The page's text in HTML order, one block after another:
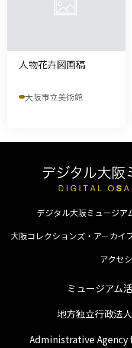
人物花卉図画稿
大阪市立美術館
デジタル大阪ミュージア
大阪コレクションズ・アーカイ
アクセ
ミュージアム
地方独立行政法
Administrative Agency